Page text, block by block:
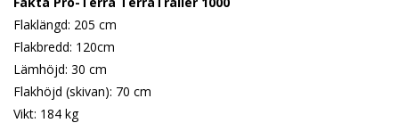
Flaklängd: 205 cm
Flakbredd: 120cm
Lämhöjd: 30 cm
Flakhöjd (skivan): 70 cm
Vikt: 184 kg